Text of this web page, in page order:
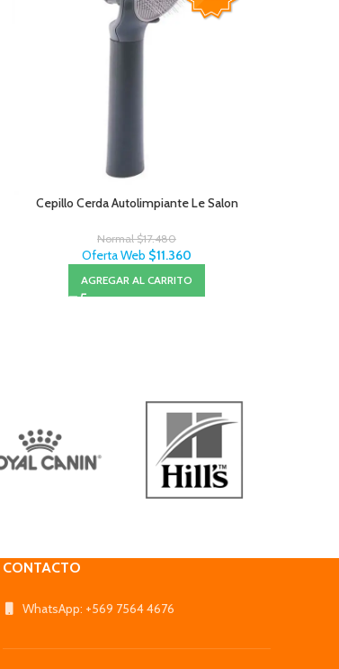
Cepillo Cerda Autolimpiante Le Salon
Normal$17.480
Oferta Web $11.360
AGREGAR AL CARRITO
CONTACTO
WhatsApp: +569 7564 4676